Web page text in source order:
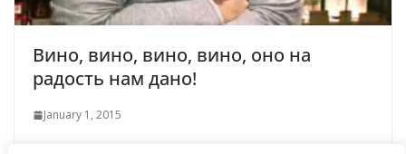
Вино, вино, вино, вино, оно на
радость нам дано!
January 1, 2015